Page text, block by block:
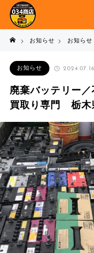
お知らせ お知らせ
お知らせ 2024.07.16
廃棄バッテリー
買取り専門 栃木